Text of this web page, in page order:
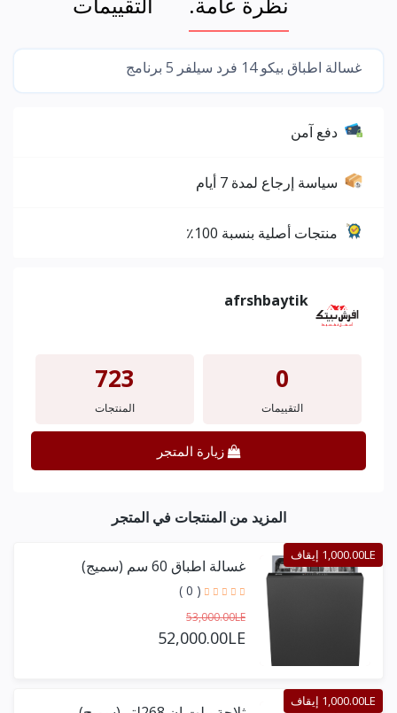
غسالة اطباق بيكو 14 فرد سيلفر 5 برنامج
دفع آمن
سياسة إرجاع لمدة 7 أيام
منتجات أصلية بنسبة 100٪
afrshbaytik
0
التقييمات
723
المنتجات
زيارة المتجر
المزيد من المنتجات في المتجر
1,000.00LE إيقاف
غسالة اطباق 60 سم (سميج)
( 0 )
53,000.00LE
52,000.00LE
1,000.00LE إيقاف